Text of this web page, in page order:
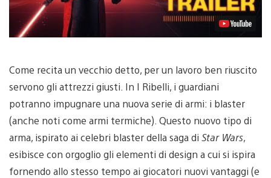
Come recita un vecchio detto, per un lavoro ben riuscito
servono gli attrezzi giusti. In I Ribelli, i guardiani
potranno impugnare una nuova serie di armi: i blaster
(anche noti come armi termiche). Questo nuovo tipo di
arma, ispirato ai celebri blaster della saga di Star Wars,
esibisce con orgoglio gli elementi di design a cui si ispira
fornendo allo stesso tempo ai giocatori nuovi vantaggi (e